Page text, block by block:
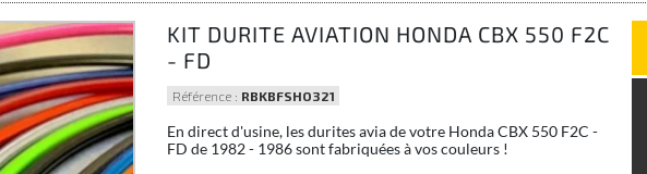
KIT DURITE AVIATION HONDA CBX 550 F2C
- FD
Référence : RBKBFSHO321
En direct d'usine, les durites avia de votre Honda CBX 550 F2C -
FD de 1982 - 1986 sont fabriquées à vos couleurs !